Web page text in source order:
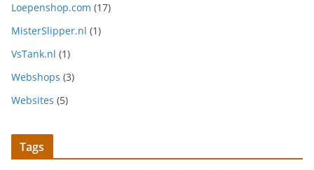
Loepenshop.com (17)
MisterSlipper.nl (1)
VsTank.nl (1)
Webshops (3)
Websites (5)
Tags